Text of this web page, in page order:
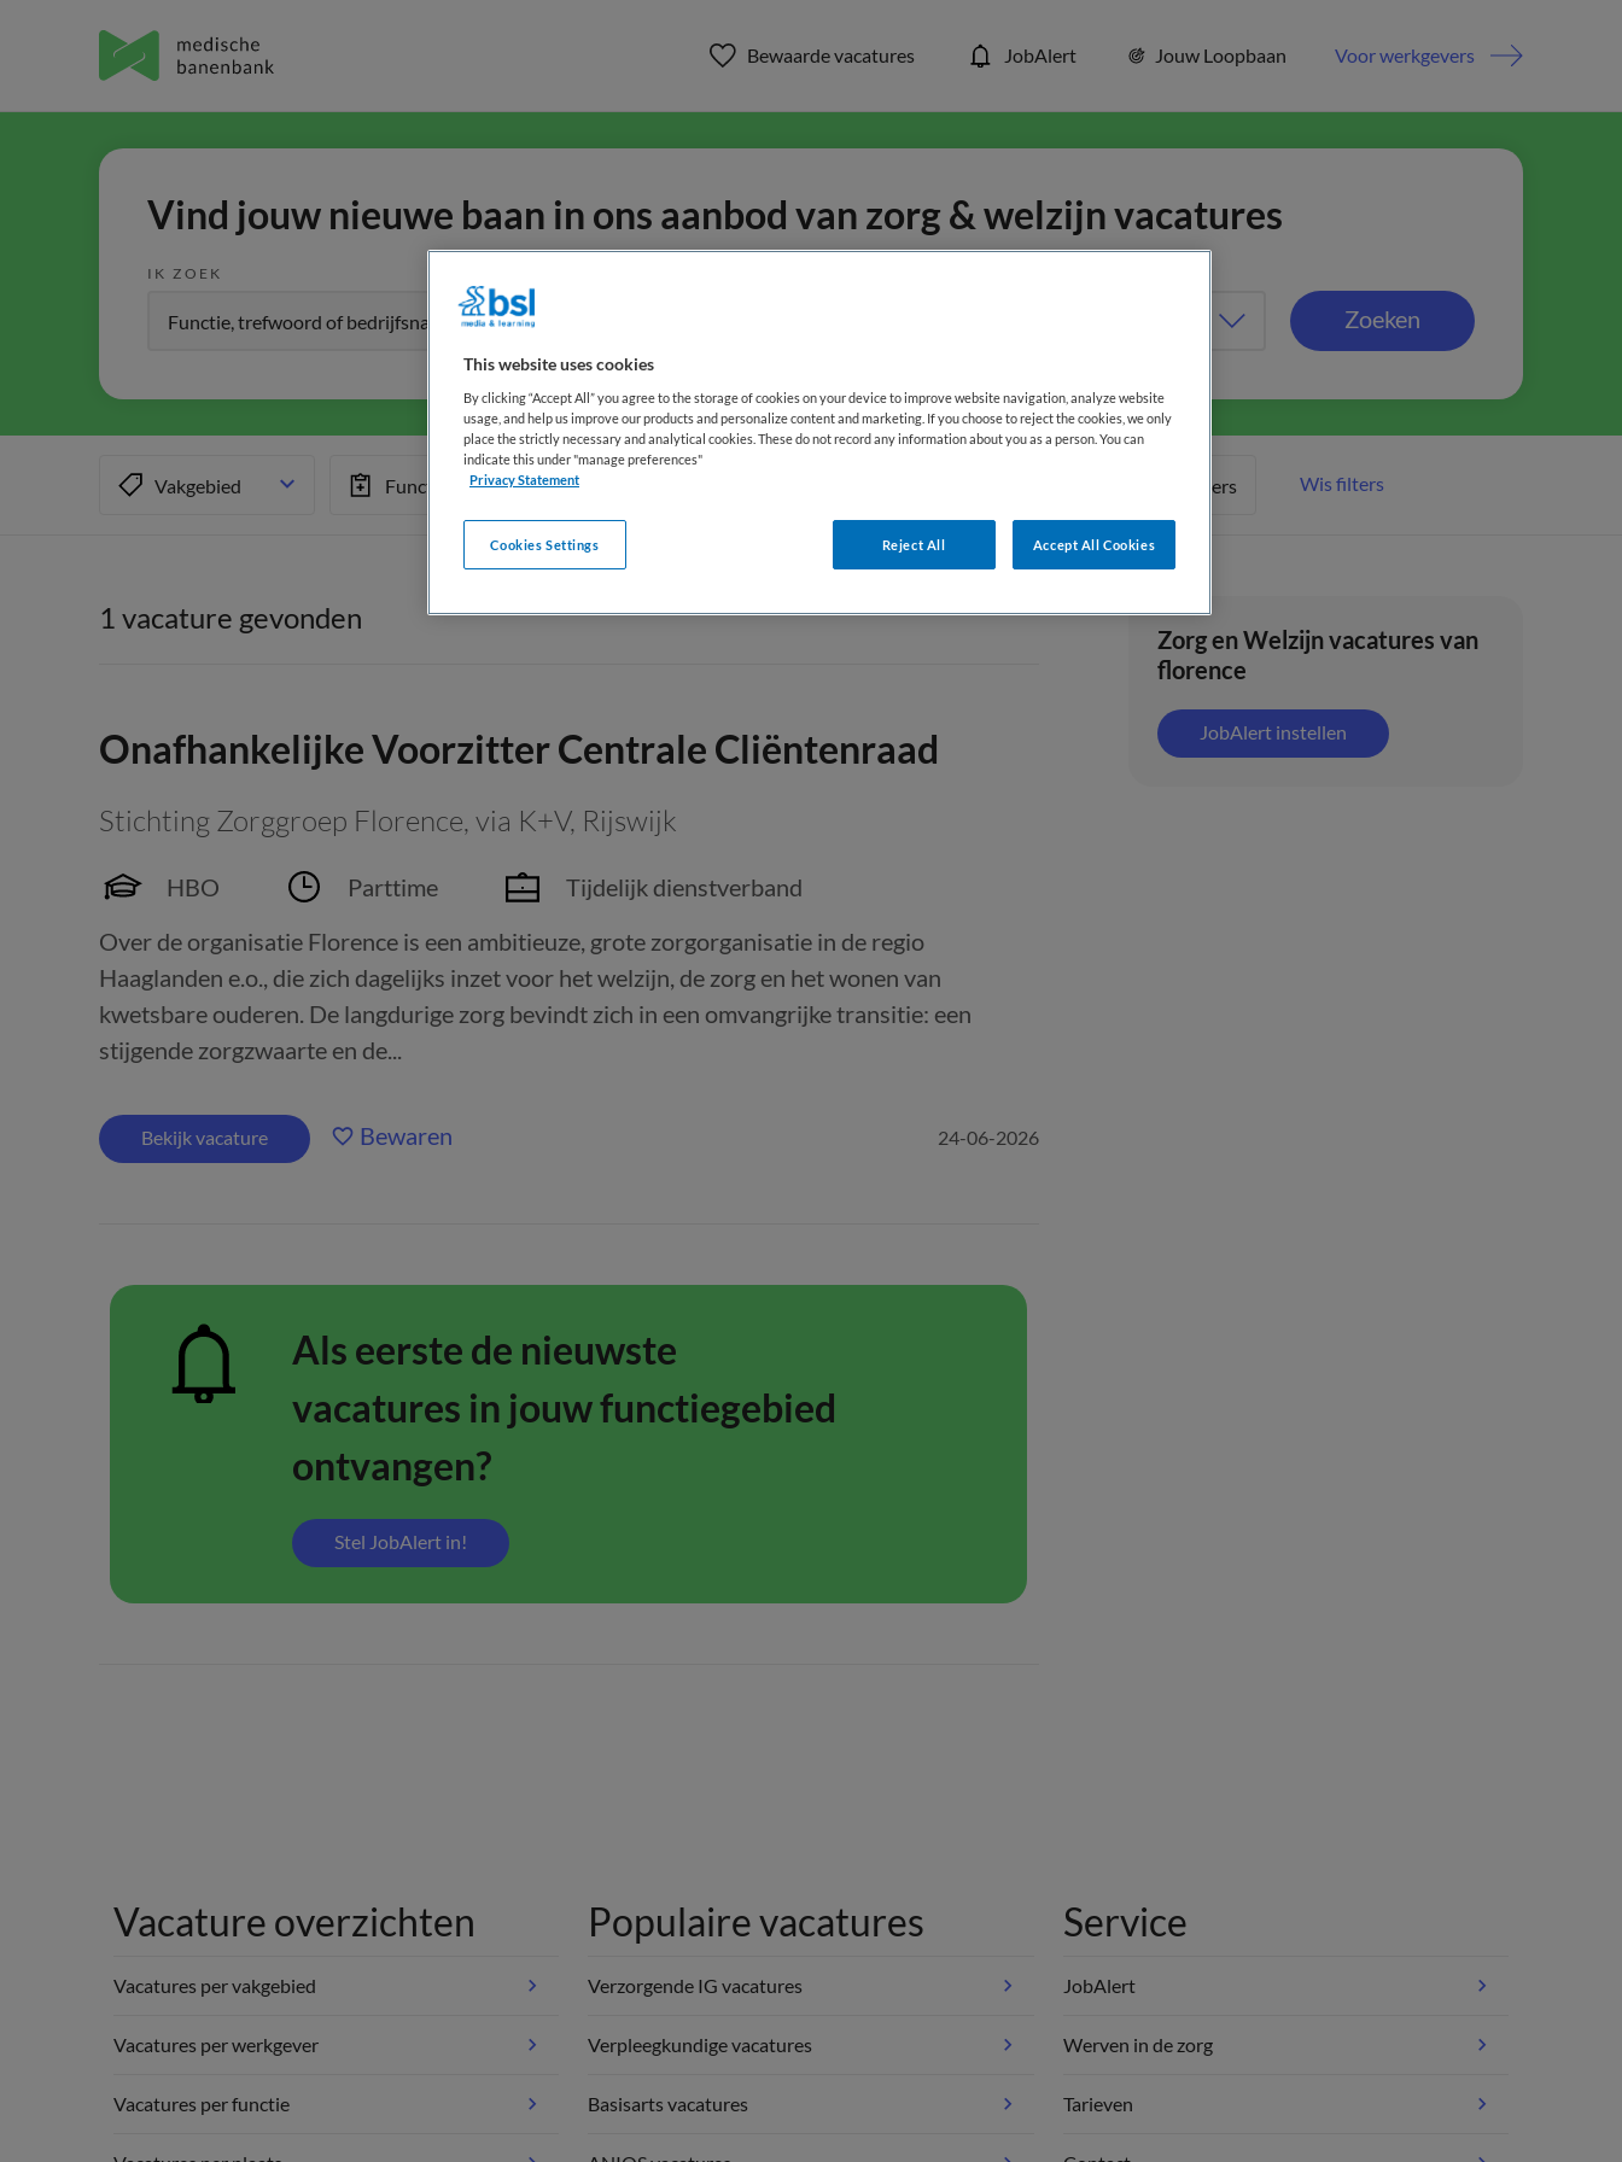
Bewaarde vacatures JobAlert Jouw Loopbaan Voor werkgevers
Vind jouw nieuwe baan in ons aanbod van zorg & welzijn vacatures
IK ZOEK
Zoeken
Vakgebied Functiegebied Meer filters Wis filters
Zorg en Welzijn vacatures van
florence
JobAlert instellen
1 vacature gevonden
Onafhankelijke Voorzitter Centrale Cliëntenraad
Stichting Zorggroep Florence, via K+V, Rijswijk
HBO Parttime
Tijdelijk dienstverband
Over de organisatie Florence is een ambitieuze, grote zorgorganisatie in de regio
Haaglanden e.o., die zich dagelijks inzet voor het welzijn, de zorg en het wonen van
kwetsbare ouderen. De langdurige zorg bevindt zich in een omvangrijke transitie: een
stijgende zorgzwaarte en de...
Bekijk vacature Bewaren 24-06-2026
Als eerste de nieuwste
vacatures in jouw functiegebied
ontvangen?
Stel JobAlert in!
Vacature overzichten
Vacatures per vakgebied
Vacatures per werkgever
Vacatures per functie
Populaire vacatures
Verzorgende IG vacatures
Verpleegkundige vacatures
Basisarts vacatures
Service
JobAlert
Werven in de zorg
Tarieven
This website uses cookies
By clicking “Accept All” you agree to the storage of cookies on your device to improve website navigation, analyze website
usage, and help us improve our products and personalize content and marketing. If you choose to reject the cookies, we only
place the strictly necessary and analytical cookies. These do not record any information about you as a person. You can
indicate this under "manage preferences"
Privacy Statement
Reject All Accept All Cookies
Cookies Settings